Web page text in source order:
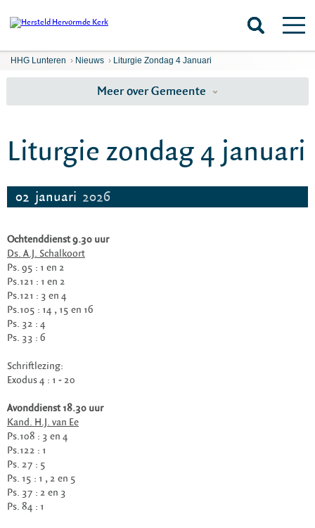
HHG Lunteren › Nieuws › Liturgie Zondag 4 Januari
Meer over Gemeente
Liturgie zondag 4 januari
02 januari 2026
Ochtenddienst 9.30 uur
Ds. A.J. Schalkoort
Ps. 95 : 1 en 2
Ps.121 : 1 en 2
Ps.121 : 3 en 4
Ps.105 : 14 , 15 en 16
Ps. 32 : 4
Ps. 33 : 6
Schriftlezing:
Exodus 4 : 1 - 20
Avonddienst 18.30 uur
Kand. H.J. van Ee
Ps.108 : 3 en 4
Ps.122 : 1
Ps. 27 : 5
Ps. 15 : 1 , 2 en 5
Ps. 37 : 2 en 3
Ps. 84 : 1